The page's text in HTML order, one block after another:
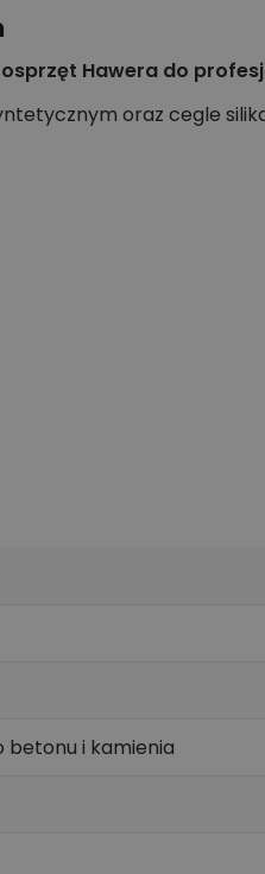
Hawera do
oraz cegle
betonu i kamienia